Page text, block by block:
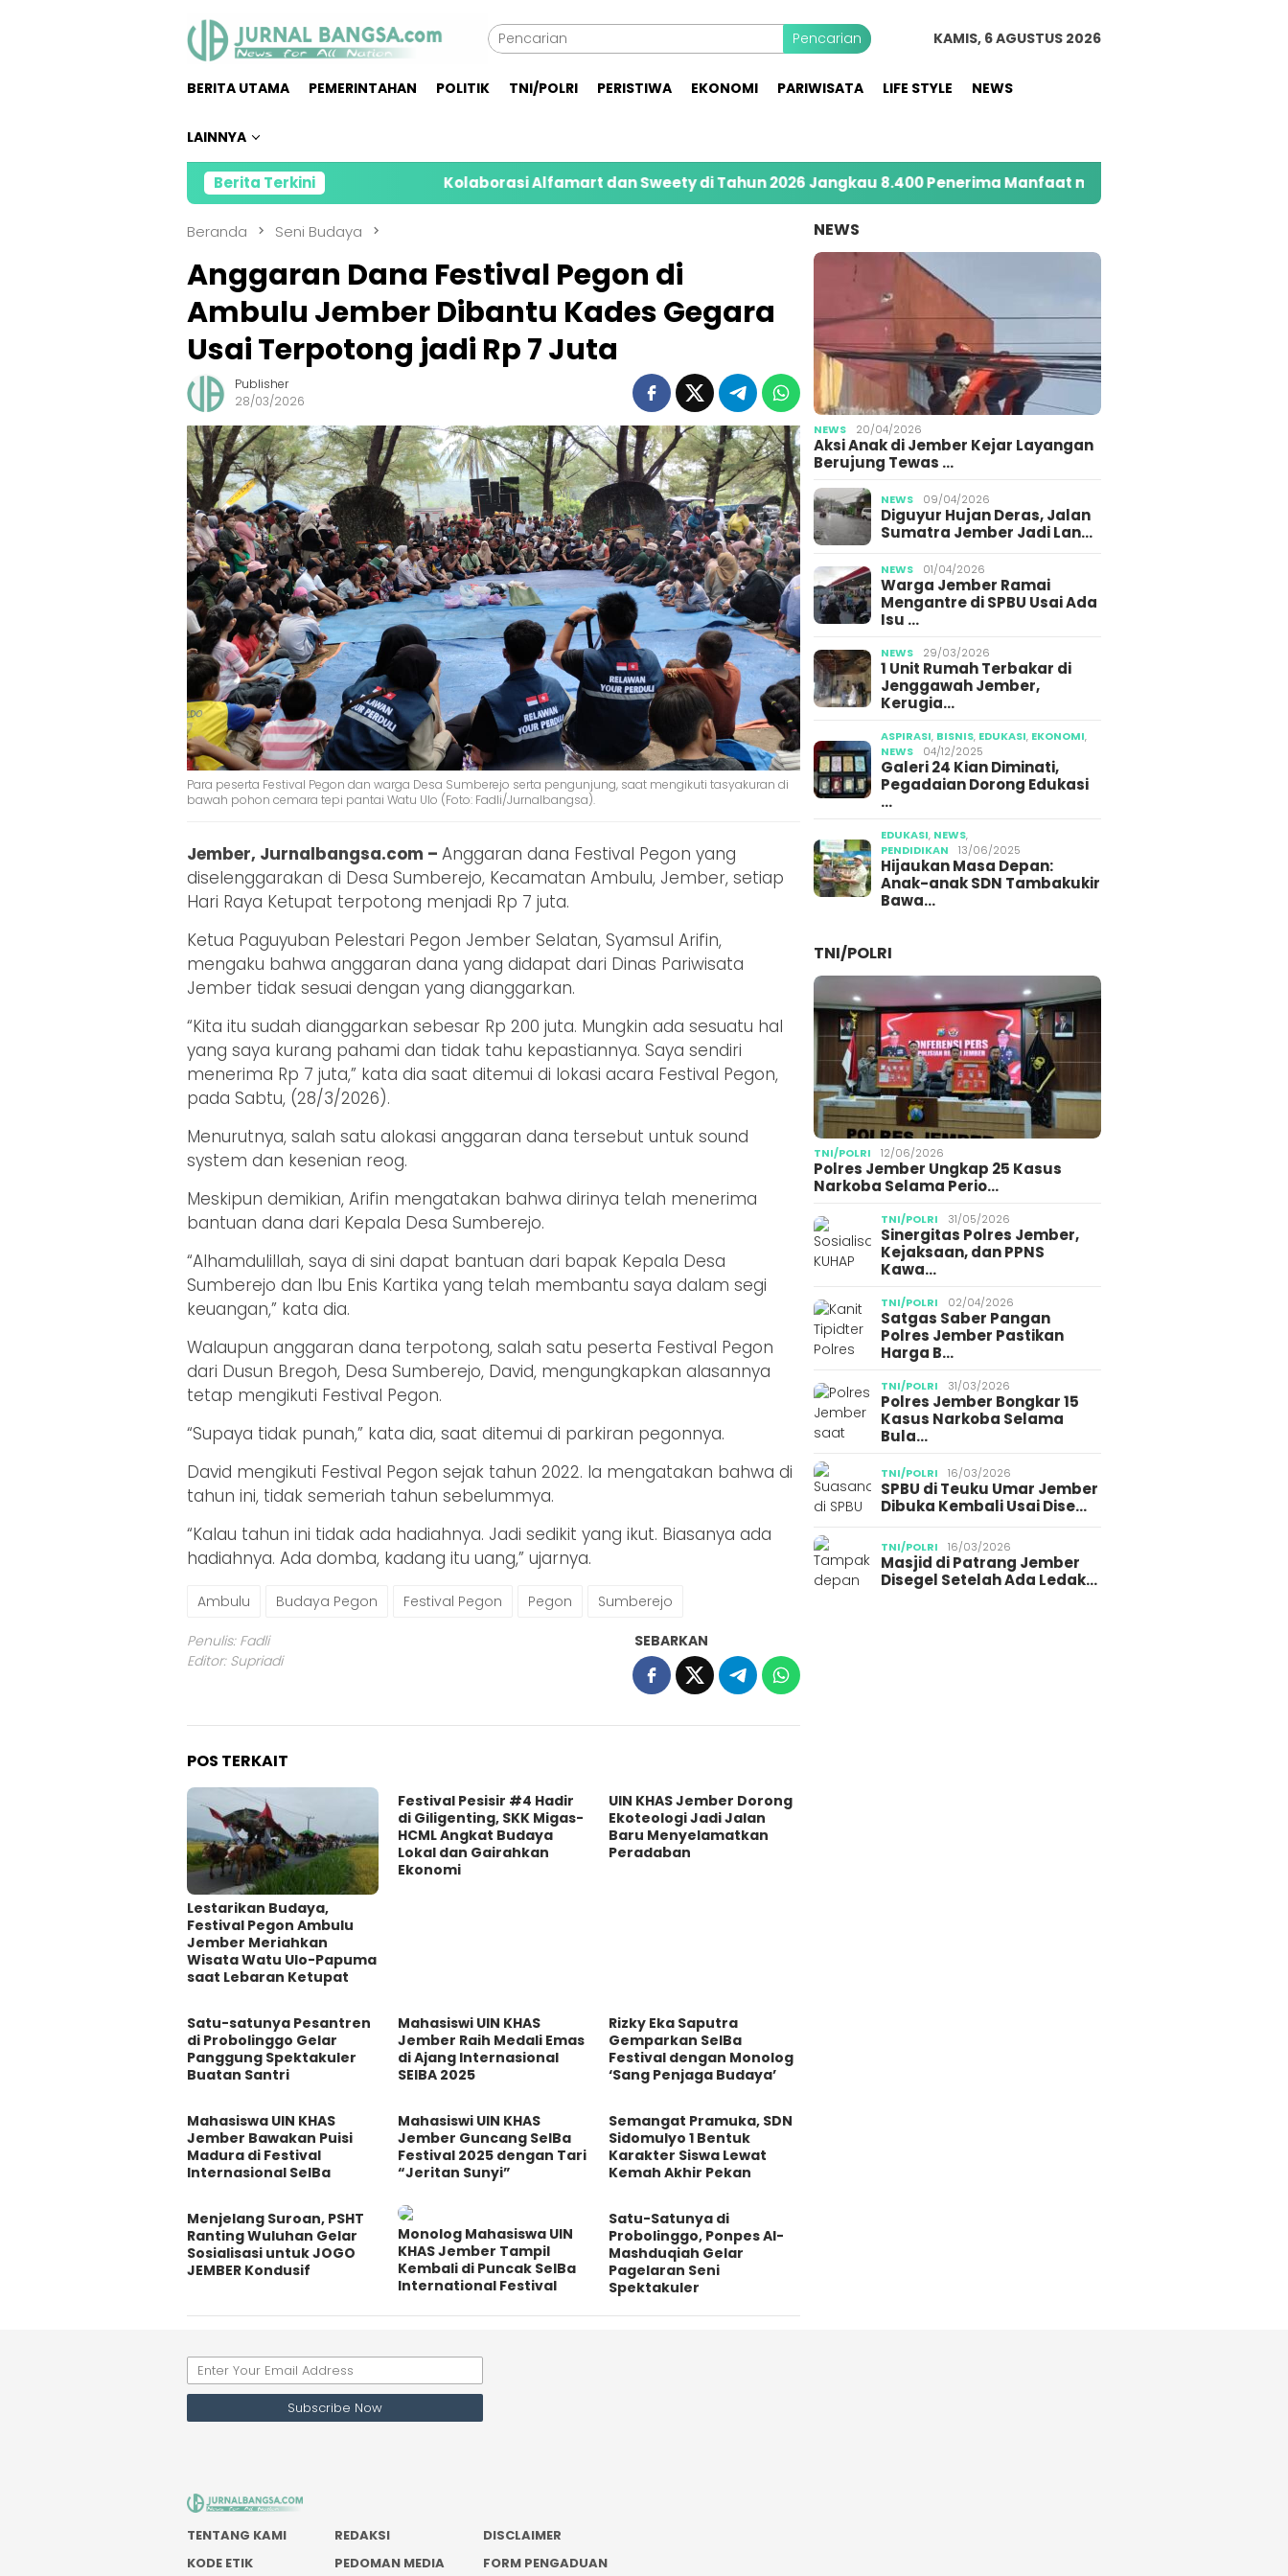
Pencarian KAMIS, 6 AGUSTUS 2026
BERITA UTAMA PEMERINTAHAN POLITIK TNI/POLRI PERISTIWA EKONOMI PARIWISATA LIFE STYLE NEWS
LAINNYA
Berita Terkini Kolaborasi Alfamart dan Sweety di Tahun 2026 Jangkau 8.400 Penerima Manfaat melalui Program Sahabat Posyandu
Beranda Seni Budaya
Anggaran Dana Festival Pegon di
Ambulu Jember Dibantu Kades Gegara
Usai Terpotong jadi Rp 7 Juta
Publisher
28/03/2026
Para peserta Festival Pegon dan warga Desa Sumberejo serta pengunjung, saat mengikuti tasyakuran di
bawah pohon cemara tepi pantai Watu Ulo (Foto: Fadli/Jurnalbangsa).
Jember, Jurnalbangsa.com – Anggaran dana Festival Pegon yang
diselenggarakan di Desa Sumberejo, Kecamatan Ambulu, Jember, setiap
Hari Raya Ketupat terpotong menjadi Rp 7 juta.
Ketua Paguyuban Pelestari Pegon Jember Selatan, Syamsul Arifin,
mengaku bahwa anggaran dana yang didapat dari Dinas Pariwisata
Jember tidak sesuai dengan yang dianggarkan.
“Kita itu sudah dianggarkan sebesar Rp 200 juta. Mungkin ada sesuatu hal
yang saya kurang pahami dan tidak tahu kepastiannya. Saya sendiri
menerima Rp 7 juta,” kata dia saat ditemui di lokasi acara Festival Pegon,
pada Sabtu, (28/3/2026).
Menurutnya, salah satu alokasi anggaran dana tersebut untuk sound
system dan kesenian reog.
Meskipun demikian, Arifin mengatakan bahwa dirinya telah menerima
bantuan dana dari Kepala Desa Sumberejo.
“Alhamdulillah, saya di sini dapat bantuan dari bapak Kepala Desa
Sumberejo dan Ibu Enis Kartika yang telah membantu saya dalam segi
keuangan,” kata dia.
Walaupun anggaran dana terpotong, salah satu peserta Festival Pegon
dari Dusun Bregoh, Desa Sumberejo, David, mengungkapkan alasannya
tetap mengikuti Festival Pegon.
“Supaya tidak punah,” kata dia, saat ditemui di parkiran pegonnya.
David mengikuti Festival Pegon sejak tahun 2022. Ia mengatakan bahwa di
tahun ini, tidak semeriah tahun sebelummya.
“Kalau tahun ini tidak ada hadiahnya. Jadi sedikit yang ikut. Biasanya ada
hadiahnya. Ada domba, kadang itu uang,” ujarnya.
Ambulu Budaya Pegon Festival Pegon Pegon Sumberejo
Penulis: Fadli
Editor: Supriadi
SEBARKAN
POS TERKAIT
Lestarikan Budaya,
Festival Pegon Ambulu
Jember Meriahkan
Wisata Watu Ulo-Papuma
saat Lebaran Ketupat
Festival Pesisir #4 Hadir
di Giligenting, SKK Migas-
HCML Angkat Budaya
Lokal dan Gairahkan
Ekonomi
UIN KHAS Jember Dorong
Ekoteologi Jadi Jalan
Baru Menyelamatkan
Peradaban
Satu-satunya Pesantren
di Probolinggo Gelar
Panggung Spektakuler
Buatan Santri
Mahasiswi UIN KHAS
Jember Raih Medali Emas
di Ajang Internasional
SEIBA 2025
Rizky Eka Saputra
Gemparkan SeIBa
Festival dengan Monolog
‘Sang Penjaga Budaya’
Mahasiswa UIN KHAS
Jember Bawakan Puisi
Madura di Festival
Internasional SeIBa
Mahasiswi UIN KHAS
Jember Guncang SeIBa
Festival 2025 dengan Tari
“Jeritan Sunyi”
Semangat Pramuka, SDN
Sidomulyo 1 Bentuk
Karakter Siswa Lewat
Kemah Akhir Pekan
Menjelang Suroan, PSHT
Ranting Wuluhan Gelar
Sosialisasi untuk JOGO
JEMBER Kondusif
Monolog Mahasiswa UIN
KHAS Jember Tampil
Kembali di Puncak SeIBa
International Festival
Satu-Satunya di
Probolinggo, Ponpes Al-
Mashduqiah Gelar
Pagelaran Seni
Spektakuler
NEWS
NEWS 20/04/2026
Aksi Anak di Jember Kejar Layangan
Berujung Tewas …
NEWS 09/04/2026
Diguyur Hujan Deras, Jalan
Sumatra Jember Jadi Lan…
NEWS 01/04/2026
Warga Jember Ramai
Mengantre di SPBU Usai Ada
Isu …
NEWS 29/03/2026
1 Unit Rumah Terbakar di
Jenggawah Jember,
Kerugia…
ASPIRASI, BISNIS, EDUKASI, EKONOMI,
NEWS
04/12/2025
Galeri 24 Kian Diminati,
Pegadaian Dorong Edukasi
…
EDUKASI, NEWS,
PENDIDIKAN
13/06/2025
Hijaukan Masa Depan:
Anak-anak SDN Tambakukir
Bawa…
TNI/POLRI
TNI/POLRI 12/06/2026
Polres Jember Ungkap 25 Kasus
Narkoba Selama Perio…
TNI/POLRI 31/05/2026
Sinergitas Polres Jember,
Kejaksaan, dan PPNS
Kawa…
TNI/POLRI 02/04/2026
Satgas Saber Pangan
Polres Jember Pastikan
Harga B…
TNI/POLRI 31/03/2026
Polres Jember Bongkar 15
Kasus Narkoba Selama
Bula…
TNI/POLRI 16/03/2026
SPBU di Teuku Umar Jember
Dibuka Kembali Usai Dise…
TNI/POLRI 16/03/2026
Masjid di Patrang Jember
Disegel Setelah Ada Ledak…
TENTANG KAMI REDAKSI
DISCLAIMER
KODE ETIK
PEDOMAN MEDIA
FORM PENGADUAN